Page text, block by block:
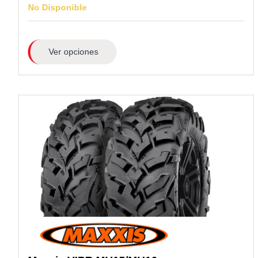
No Disponible
Ver opciones